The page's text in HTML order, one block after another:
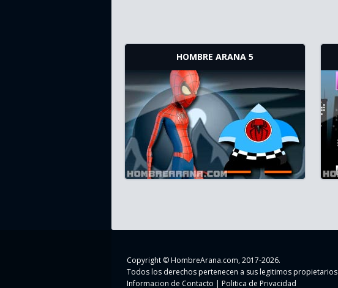
HOMBRE ARANA 5
Copyright ©HombreArana.com, 2017-2026.
Todos los derechos pertenecen a sus legitimos propietarios
Informacion de Contacto | Politica de Privacidad